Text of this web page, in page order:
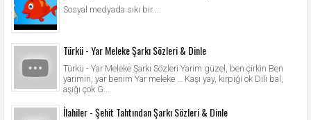
Sosyal medyada sıkı bir ...
Türkü - Yar Meleke Şarkı Sözleri & Dinle
Türkü - Yar Meleke Şarkı Sözleri Yarim güzel, ben çirkin Ben
yarimin, yar benim Yar meleke … Kaşı yay, kirpiği ok Dili bal,
aşığı çok G...
İlahiler - Şehit Tahtından Şarkı Sözleri & Dinle